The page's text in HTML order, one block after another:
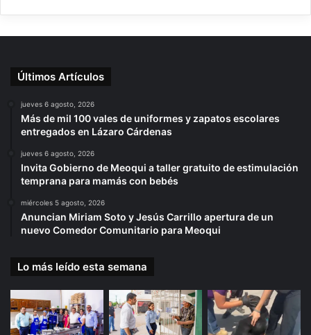
Últimos Artículos
jueves 6 agosto, 2026
Más de mil 100 vales de uniformes y zapatos escolares
entregados en Lázaro Cárdenas
jueves 6 agosto, 2026
Invita Gobierno de Meoqui a taller gratuito de estimulación
temprana para mamás con bebés
miércoles 5 agosto, 2026
Anuncian Miriam Soto y Jesús Carrillo apertura de un
nuevo Comedor Comunitario para Meoqui
Lo más leído esta semana